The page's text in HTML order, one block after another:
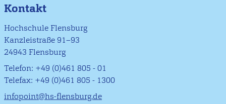
Kontakt
Hochschule Flensburg
Kanzleistraße 91–93
24943 Flensburg
Telefon: +49 (0)461 805 - 01
Telefax: +49 (0)461 805 - 1300
infopoint@hs-flensburg.de